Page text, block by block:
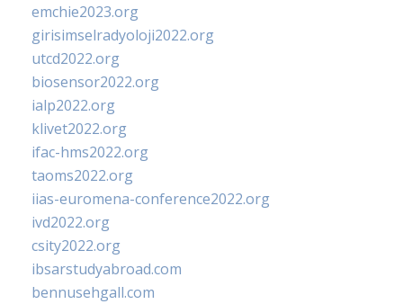
emchie2023.org
girisimselradyoloji2022.org
utcd2022.org
biosensor2022.org
ialp2022.org
klivet2022.org
ifac-hms2022.org
taoms2022.org
iias-euromena-conference2022.org
ivd2022.org
csity2022.org
ibsarstudyabroad.com
bennusehgall.com